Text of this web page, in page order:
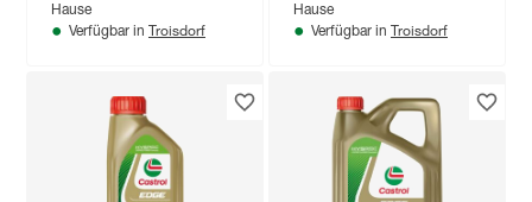
Hause
Verfügbar in Troisdorf
Hause
Verfügbar in Troisdorf